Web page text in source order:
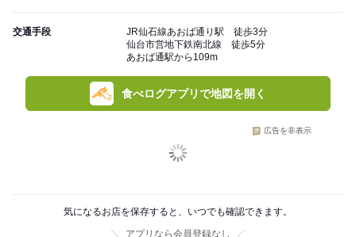
交通手段
JR仙石線あおば通り駅 徒歩3分
仙台市営地下鉄南北線 徒歩5分
あおば通駅から109m
食べログアプリで地図を開く
広告を非表示
気になるお店を保存すると、いつでも確認できます。
アプリなら会員登録なし